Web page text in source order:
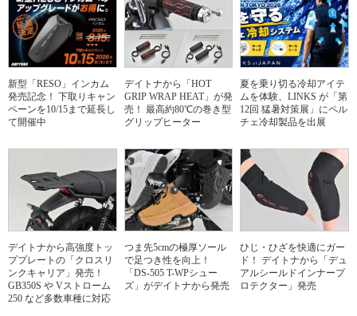
新型「RESO」インカム
発売記念！ 下取りキャン
ペーンを10/15まで延長し
て開催中
デイトナから「HOT
GRIP WRAP HEAT」が発
売！ 最高約80℃の巻き型
グリップヒーター
夏を乗り切る冷却アイテ
ムを体験、LINKS が「第
12回 猛暑対策展」にペル
チェ冷却製品を出展
デイトナから高強度トッ
ププレートの「クロスリ
ンクキャリア」発売！
GB350S や Vストローム
250 など多数車種に対応
つま先5cmの極厚ソール
で足つき性を向上！
「DS-505 T-WPシュー
ズ」がデイトナから発売
ひじ・ひざを快適にガー
ド！ デイトナから「デュ
アルシールドインナープ
ロテクター」発売